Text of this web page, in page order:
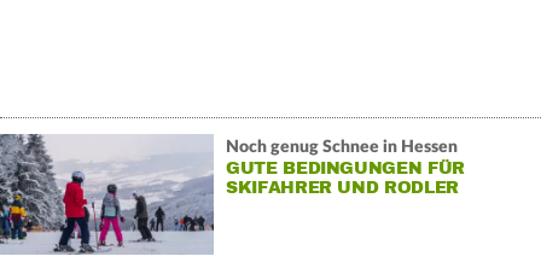
Noch genug Schnee in Hessen
GUTE BEDINGUNGEN FÜR
SKIFAHRER UND RODLER